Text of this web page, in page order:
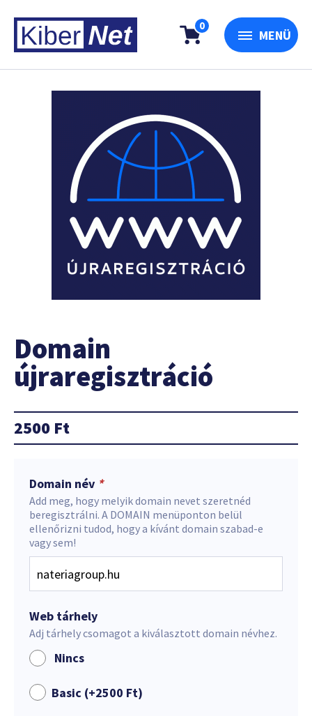
0
MENÜ
Domain
újraregisztráció
2500 Ft
Domain név *
Add meg, hogy melyik domain nevet szeretnéd
beregisztrálni. A DOMAIN menüponton belül
ellenőrizni tudod, hogy a kívánt domain szabad-e
vagy sem!
Web tárhely
Adj tárhely csomagot a kiválasztott domain névhez.
Nincs
Basic (+2500 Ft)